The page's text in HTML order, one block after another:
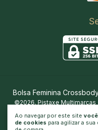
Ao navegar por este site
de cookies para agilizar a
Bolsa Feminina
©2026. Pistaxe